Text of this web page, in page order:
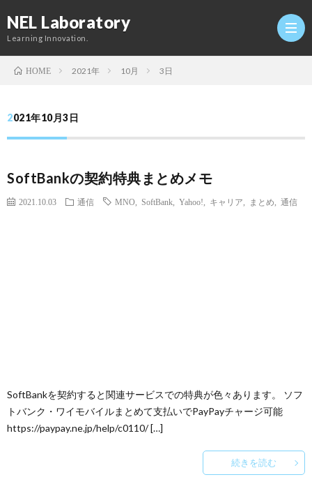
NEL Laboratory
Learning Innovation.
研
HOME 2021年 10月 3日
2021年10月3日
SoftBankの契約特典まとめメモ
2021.10.03 通信 MNO SoftBank Yahoo! キャリア まとめ 通信
SoftBankを契約すると関連サービスでの特典が色々あります。 ソフ
トバンク・ワイモバイルまとめて支払いでPayPayチャージ可能
https://paypay.ne.jp/help/c0110/ […]
続きを読む